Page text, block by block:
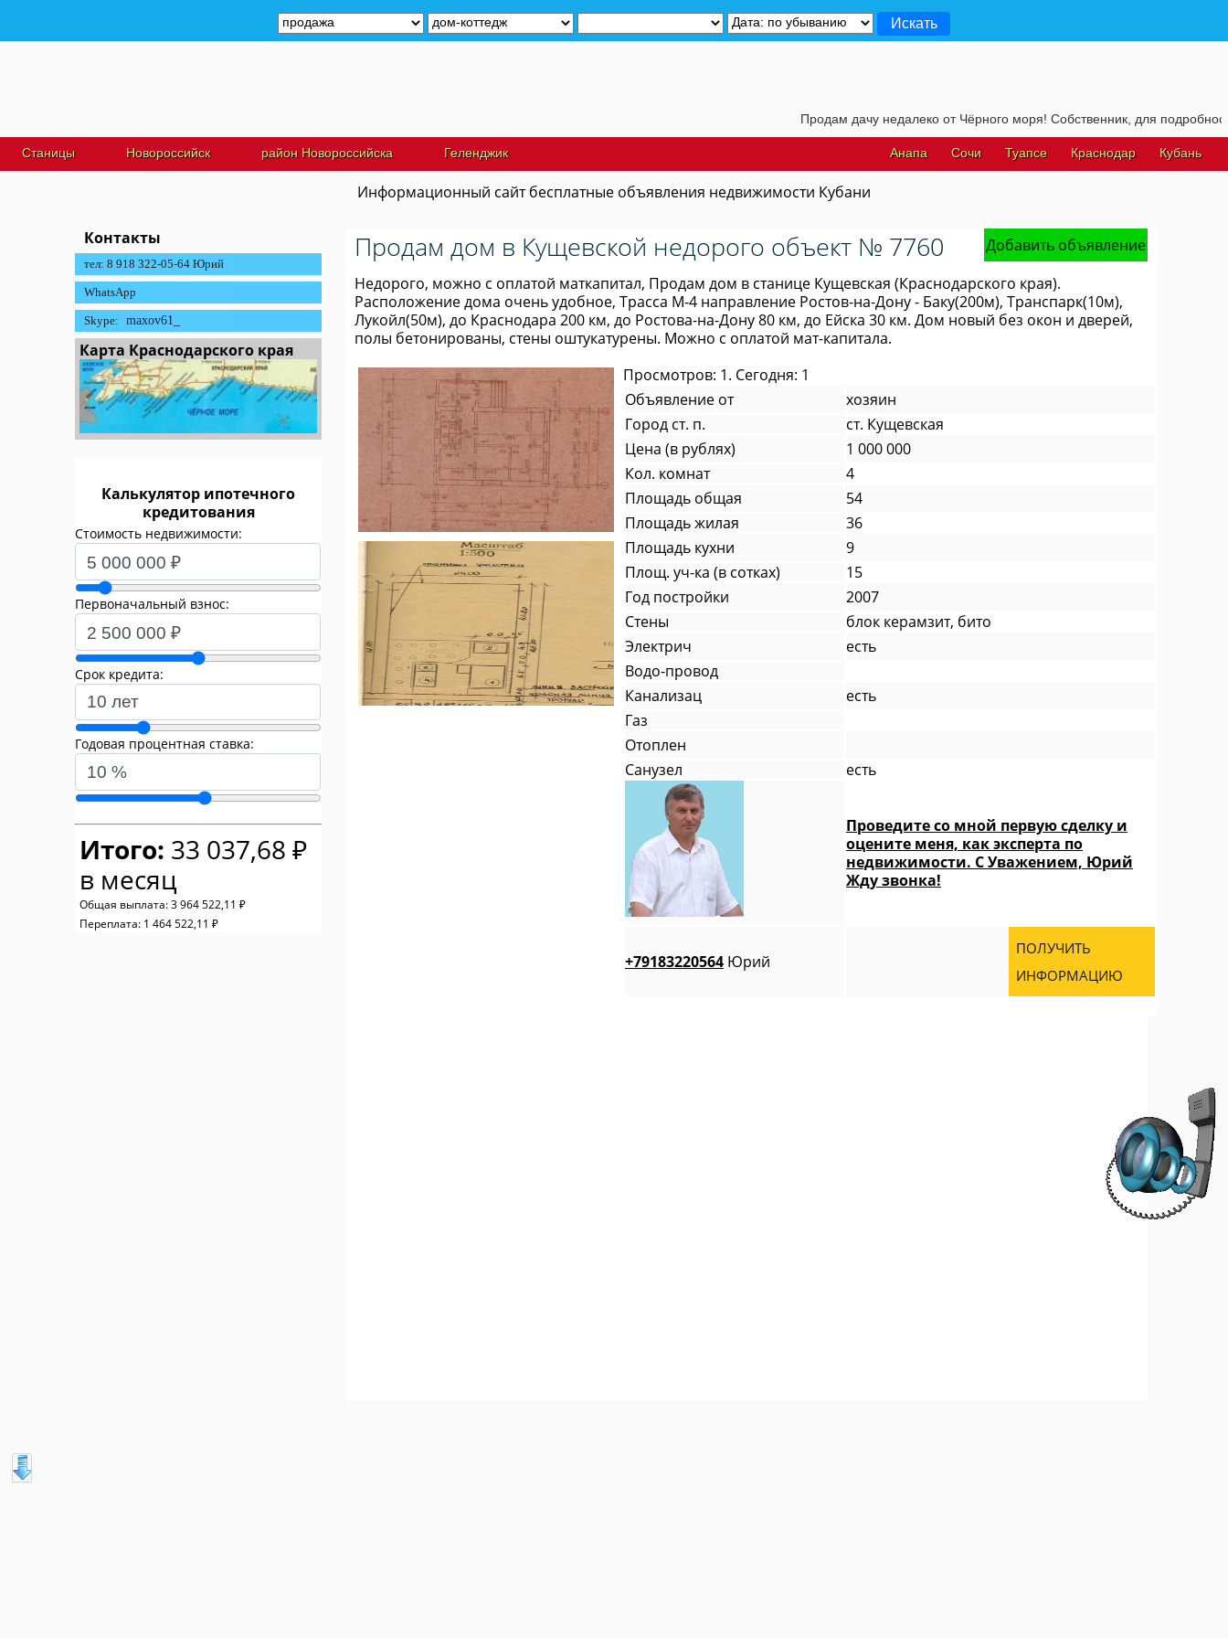
Информационный сайт бесплатные объявления недвижимости Кубани
Добавить объявление
Продам дом в Кущевской недорого объект № 7760
Недорого, можно с оплатой маткапитал, Продам дом в станице Кущевская (Краснодарского края).
Расположение дома очень удобное, Трасса М-4 направление Ростов-на-Дону - Баку(200м), Транспарк(10м),
Лукойл(50м), до Краснодара 200 км, до Ростова-на-Дону 80 км, до Ейска 30 км. Дом новый без окон и дверей,
полы бетонированы, стены оштукатурены. Можно с оплатой мат-капитала.
Просмотров: 1. Сегодня: 1
Объявление от
хозяин
Город ст. п.
ст. Кущевская
Цена (в рублях)
1 000 000
Кол. комнат
4
Площадь общая
54
Площадь жилая
36
Площадь кухни
9
Площ. уч-ка (в сотках)
15
Год постройки
2007
Стены
блок керамзит, бито
Электрич
есть
Водо-провод
Канализац
есть
Газ
Отоплен
Санузел
есть
Проведите со мной первую сделку и
оцените меня, как эксперта по
недвижимости. С Уважением, Юрий
Жду звонка!
+79183220564 Юрий
ПОЛУЧИТЬ
ИНФОРМАЦИЮ
Контакты
тел: 8 918 322-05-64 Юрий
WhatsApp
Skype: maxov61_
Карта Краснодарского края
Калькулятор ипотечного
кредитования
Стоимость недвижимости:
Первоначальный взнос:
Срок кредита:
Годовая процентная ставка:
Итого: 33 037,68 ₽
в месяц
Общая выплата: 3 964 522,11 ₽
Переплата: 1 464 522,11 ₽
Станицы Новороссийск район Новороссийска Геленджик Кубань
Краснодар
Туапсе
Сочи
Анапа
Продам дачу недалеко от Чёрного моря! Собственник, для подробностей,